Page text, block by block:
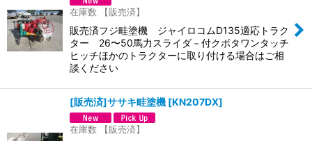
在庫数 【販売済】
販売済フジ畦塗機 ジャイロコムD135適応トラク
ター 26〜50馬力スライダ－付クボタワンタッチ
ヒッチほかのトラクターに取り付ける場合はご相
談ください
[販売済]ササキ畦塗機 [KN207DX]
在庫数 【販売済】